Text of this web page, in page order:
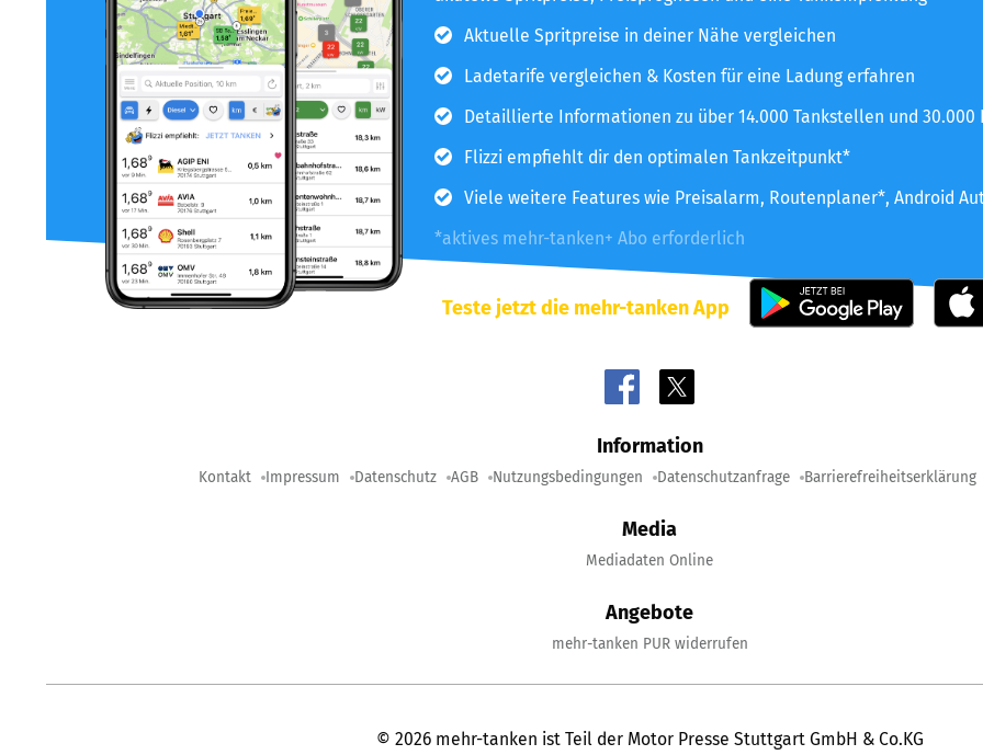
Aktuelle Spritpreise in deiner Nähe vergleichen
Ladetarife vergleichen & Kosten für eine Ladung erfahren
Detaillierte Informationen zu über 14.000 Tankstellen und 30.000
Flizzi empfiehlt dir den optimalen Tankzeitpunkt*
Viele weitere Features wie Preisalarm, Routenplaner*, Android
*aktives mehr-tanken+ Abo erforderlich
Teste jetzt die mehr-tanken App
Information
Kontakt Impressum Datenschutz AGB Nutzungsbedingungen Datenschutzanfrage Barrierefreiheitserklärung
Media
Mediadaten Online
Angebote
mehr-tanken PUR widerrufen
© 2026 mehr-tanken ist Teil der Motor Presse Stuttgart GmbH & Co.KG